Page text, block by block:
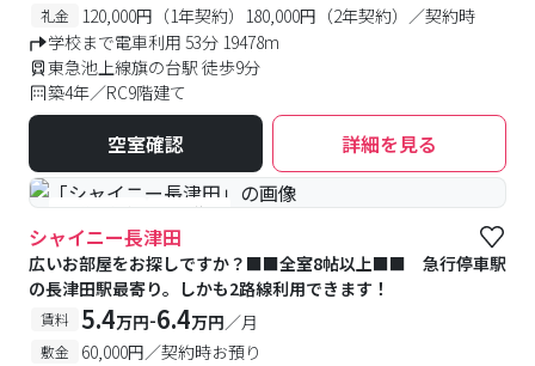
礼金
120,000円（1年契約）180,000円（2年契約）／契約時
学校まで電車利用 53分 19478m
東急池上線旗の台駅 徒歩9分
築4年／RC9階建て
空室確認 詳細を見る
#予約受付中 #空室待ち
シャイニー長津田
広いお部屋をお探しですか？■■全室8帖以上■■ 急行停車駅
の長津田駅最寄り。しかも2路線利用できます！
賃料 5.4万円-6.4万円／月
敷金 60,000円／契約時お預り